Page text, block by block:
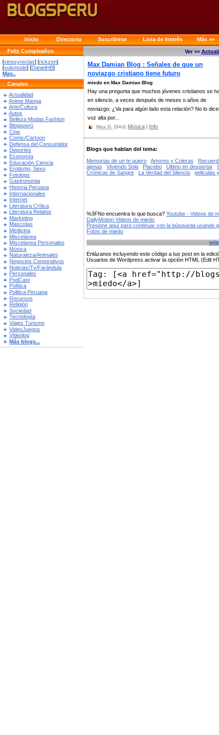
Inicio Directorio Suscribirse Lista de Interés
Más >>
Feliz Cumpleaños
[vinosyrectas] [rickzen]
[yulsmode] [DanielHB]
Mas..
Canales
Actualidad
Anime Manga
Arte/Cultura
Autos
Belleza Modas Fashion
Blogsperú
Cine
Comic/Cartoon
Defensa del Consumidor
Deportes
Economía
Educación Ciencia
Erotismo, Sexo
Fotologs
Gastronomia
Historia Peruana
Internacionales
Internet
Literatura Crítica
Literatura Relatos
Marketing
Mascotas
Medicina
Miscelánea
Miscelanea Personales
Música
Naturaleza/Animales
Negocios Corporativos
Noticias/Tv/Farándula
Personales
PodCast
Política
Politica Peruana
Recursos
Religión
Sociedad
Tecnología
Viajes Turismo
VideoJuegos
Videolog
Más blogs...
Ver >>
Max Damian Blog : Señales de que un
noviazgo cristiano tiene futuro
miedo en Max Damian Blog
Hay una pregunta que muchos jóvenes cristianos se
en silencio, a veces después de meses o años de
noviazgo: ¿Va para algún lado esta relación? No lo
voz alta por...
Max D. (54d) Música | Info
Blogs que hablan del tema:
Memorias de un te quiero
Amores y Coleras
ajenas
Viviendo Sola Placebo Ultimo en despertar
Crónicas de Sangre
La Verdad del Silencio peliculas
%3FNo encuentra lo que busca? Youtube - Videos de
DailyMotion Videos de miedo
Presione aquí para continuar con la búsqueda usando
Fotos de miedo
Enlázanos incluyendo este código a tus post en la
Usuarios de Wordpress activar la opción HTML (Edit